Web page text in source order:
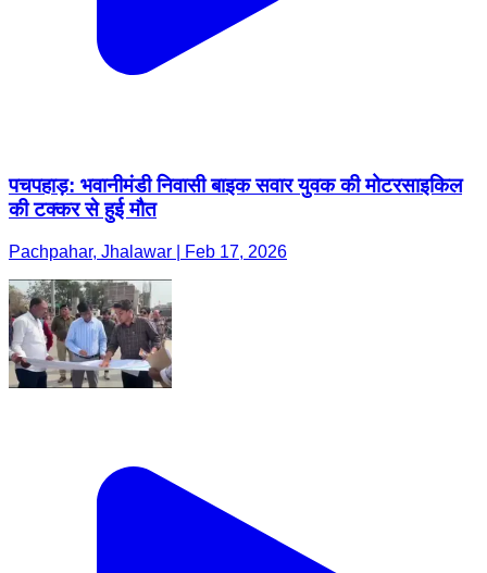
पचपहाड़: भवानीमंडी निवासी बाइक सवार युवक की मोटरसाइकिल
की टक्कर से हुई मौत
Pachpahar, Jhalawar | Feb 17, 2026